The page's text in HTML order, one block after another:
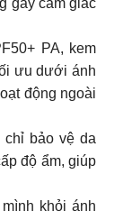
gây cảm giác
PA, kem
ưu dưới ánh
động ngoài
bảo vệ da
độ ẩm, giúp
khỏi ánh